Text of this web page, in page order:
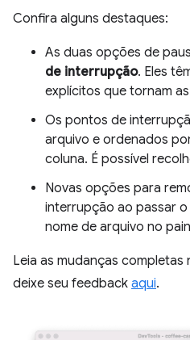
Confira alguns destaques:
As duas opções de
de interrupção. Eles
explícitos que tornam
Os pontos de
arquivo e ordenados
coluna. É possível
Novas opções para
interrupção ao passar
nome de arquivo no
Leia as mudanças completas
deixe seu feedback aqui.